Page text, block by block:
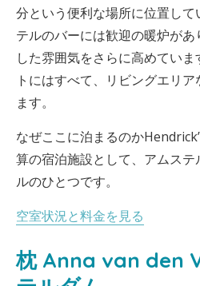
分という便利な場所に位置し
テルのバーには歓迎の暖炉が
した雰囲気をさらに高めてい
トにはすべて、リビングエリ
ます。
なぜここに泊まるのか
算の宿泊施設として、アムス
ルのひとつです。
空室状況と料金を見る
枕 Anna van den